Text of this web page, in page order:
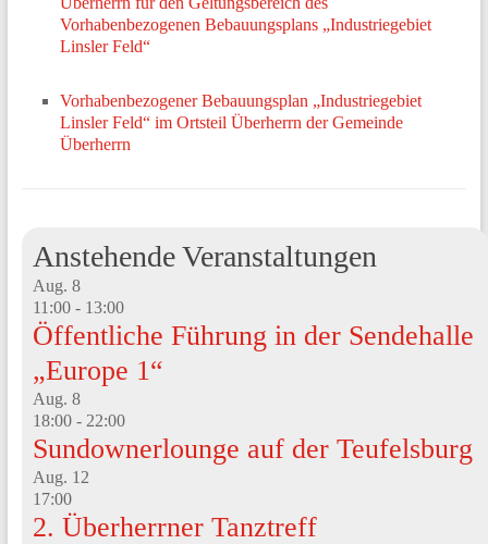
Vorhabenbezogenen Bebauungsplans „Industriegebiet
Linsler Feld“
Vorhabenbezogener Bebauungsplan „Industriegebiet
Linsler Feld“ im Ortsteil Überherrn der Gemeinde
Überherrn
Anstehende Veranstaltungen
Aug. 8
11:00- 13:00
Öffentliche Führung in der Sendehalle
„Europe 1“
Aug. 8
18:00- 22:00
Sundownerlounge auf der Teufelsburg
Aug. 12
17:00
2. Überherrner Tanztreff